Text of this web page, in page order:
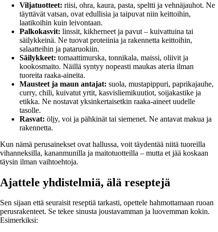
Viljatuotteet: riisi, ohra, kaura, pasta, speltti ja vehnäjauhot. Ne
täyttävät vatsan, ovat edullisia ja taipuvat niin keittoihin,
laatikoihin kuin leivontaan.
Palkokasvit: linssit, kikherneet ja pavut – kuivattuina tai
säilykkeinä. Ne tuovat proteiinia ja rakennetta keittoihin,
salaatteihin ja pataruokiin.
Säilykkeet: tomaattimurska, tonnikala, maissi, oliivit ja
kookosmaito. Näillä syntyy nopeasti maukas ateria ilman
tuoreita raaka-aineita.
Mausteet ja maun antajat: suola, mustapippuri, paprikajauhe,
curry, chili, kuivatut yrtit, kasvisliemikuutiot, soijakastike ja
etikka. Ne nostavat yksinkertaisetkin raaka-aineet uudelle
tasolle.
Rasvat: öljy, voi ja pähkinät tai siemenet. Ne antavat makua ja
rakennetta.
Kun nämä perusainekset ovat hallussa, voit täydentää niitä tuoreilla
vihanneksilla, kananmunilla ja maitotuotteilla – mutta et jää koskaan
täysin ilman vaihtoehtoja.
Ajattele yhdistelmiä, älä reseptejä
Sen sijaan että seuraisit reseptiä tarkasti, opettele hahmottamaan ruoan
perusrakenteet. Se tekee sinusta joustavamman ja luovemman kokin.
Esimerkiksi: